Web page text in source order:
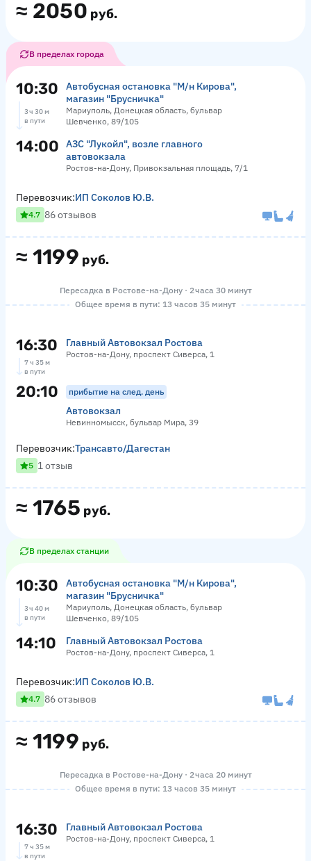
≈ 2050 руб.
В пределах города
10:30
Автобусная остановка "М/н Кирова",
магазин "Брусничка"
Мариуполь, Донецкая область, бульвар
Шевченко, 89/105
3 ч 30 м
в пути
14:00
АЗС "Лукойл", возле главного
автовокзала
Ростов-на-Дону, Привокзальная площадь, 7/1
≈ 1199 руб.
Перевозчик:ИП Соколов Ю.В.
4.7 86 отзывов
Пересадка в Ростове-на-Дону · 2 часа 30 минут
Общее время в пути: 13 часов 35 минут
16:30 Главный Автовокзал Ростова
Ростов-на-Дону, проспект Сиверса, 1
7 ч 35 м
в пути
20:10 прибытие на след. день
Автовокзал
Невинномысск, бульвар Мира, 39
≈ 1765 руб.
Перевозчик:Трансавто/Дагестан
5 1 отзыв
В пределах станции
10:30
Автобусная остановка "М/н Кирова",
магазин "Брусничка"
Мариуполь, Донецкая область, бульвар
Шевченко, 89/105
3 ч 40 м
в пути
14:10 Главный Автовокзал Ростова
Ростов-на-Дону, проспект Сиверса, 1
≈ 1199 руб.
Перевозчик:ИП Соколов Ю.В.
4.7 86 отзывов
Пересадка в Ростове-на-Дону · 2 часа 20 минут
Общее время в пути: 13 часов 35 минут
16:30 Главный Автовокзал Ростова
Ростов-на-Дону, проспект Сиверса, 1
7 ч 35 м
в пути